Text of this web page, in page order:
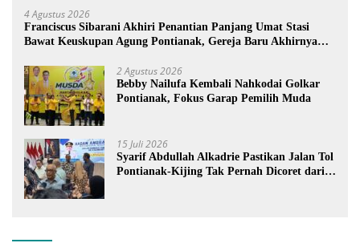
4 Agustus 2026
Franciscus Sibarani Akhiri Penantian Panjang Umat Stasi
Bawat Keuskupan Agung Pontianak, Gereja Baru Akhirnya
2 Agustus 2026
Bebby Nailufa Kembali Nahkodai Golkar
Pontianak, Fokus Garap Pemilih Muda
15 Juli 2026
Syarif Abdullah Alkadrie Pastikan Jalan Tol
Pontianak-Kijing Tak Pernah Dicoret dari